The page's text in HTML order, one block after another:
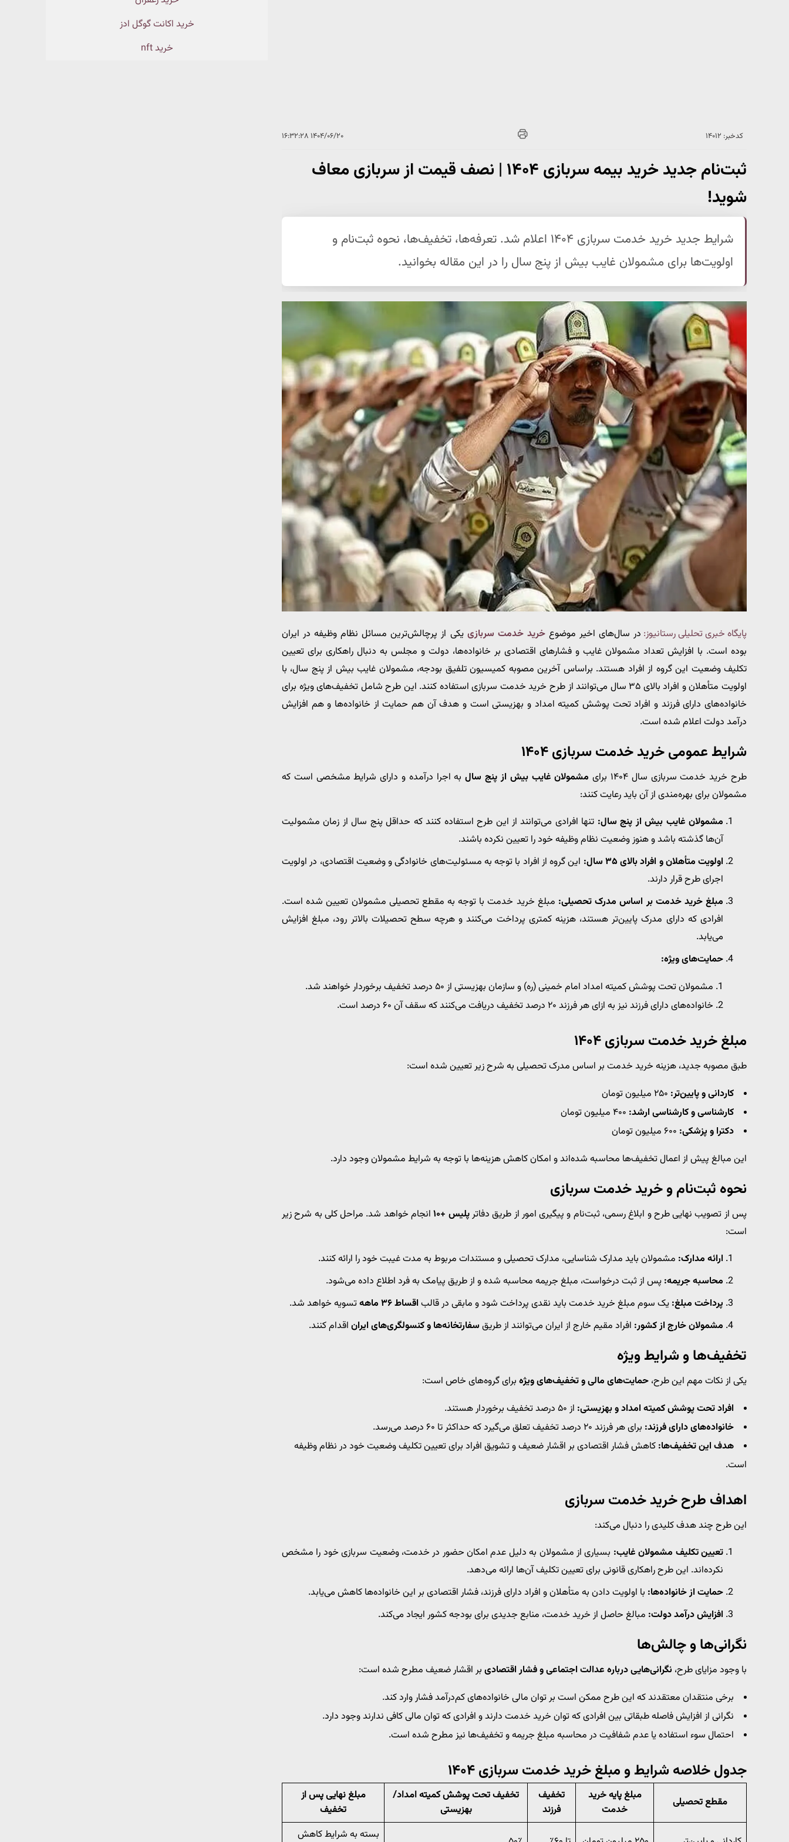
کدخبر: ۱۴۰۱۲ ۱۴۰۴/۰۶/۲۰ ۱۶:۳۲:۲۸
ثبت‌نام جدید خرید بیمه سربازی ۱۴۰۴ | نصف قیمت از سربازی معاف
شوید!
شرایط جدید خرید خدمت سربازی ۱۴۰۴ اعلام شد. تعرفه‌ها، تخفیف‌ها، نحوه ثبت‌نام و
اولویت‌ها برای مشمولان غایب بیش از پنج سال را در این مقاله بخوانید.
پایگاه خبری تحلیلی رستانیوز: در سال‌های اخیر موضوعخرید خدمت سربازی یکی از پرچالش‌ترین مسائل نظام وظیفه در ایران
بوده است. با افزایش تعداد مشمولان غایب و فشارهای اقتصادی بر خانواده‌ها، دولت و مجلس به دنبال راهکاری برای تعیین
تکلیف وضعیت این گروه از افراد هستند. براساس آخرین مصوبه کمیسیون تلفیق بودجه، مشمولان غایب بیش از پنج سال، با
اولویت متأهلان و افراد بالای ۳۵ سال می‌توانند از طرح خرید خدمت سربازی استفاده کنند. این طرح شامل تخفیف‌های ویژه برای
خانواده‌های دارای فرزند و افراد تحت پوشش کمیته امداد و بهزیستی است و هدف آن هم حمایت از خانواده‌ها و هم افزایش
درآمد دولت اعلام شده است.
شرایط عمومی خرید خدمت سربازی ۱۴۰۴
طرح خرید خدمت سربازی سال ۱۴۰۴ برای مشمولان غایب بیش از پنج سالبه اجرا درآمده و دارای شرایط مشخصی است که
مشمولان برای بهره‌مندی از آن باید رعایت کنند:
مشمولان غایب بیش از پنج سال: تنها افرادی می‌توانند از این طرح استفاده کنند که حداقل پنج سال از زمان مشمولیت
آن‌ها گذشته باشد و هنوز وضعیت نظام وظیفه خود را تعیین نکرده باشند.
اولویت متأهلان و افراد بالای ۳۵ سال:
این گروه از افراد با توجه به مسئولیت‌های خانوادگی و وضعیت اقتصادی، در اولویت
اجرای طرح قرار دارند.
مبلغ خرید خدمت بر اساس مدرک تحصیلی: مبلغ خرید خدمت با توجه به مقطع تحصیلی مشمولان تعیین شده است.
افرادی که دارای مدرک پایین‌تر هستند، هزینه کمتری پرداخت می‌کنند و هرچه سطح تحصیلات بالاتر رود، مبلغ افزایش
می‌یابد.
حمایت‌های ویژه:
مشمولان تحت پوشش کمیته امداد امام خمینی (ره) و سازمان بهزیستی از ۵۰ درصد تخفیف برخوردار خواهند شد.
خانواده‌های دارای فرزند نیز به ازای هر فرزند ۲۰ درصد تخفیف دریافت می‌کنند که سقف آن ۶۰ درصد است.
مبلغ خرید خدمت سربازی ۱۴۰۴
طبق مصوبه جدید، هزینه خرید خدمت بر اساس مدرک تحصیلی به شرح زیر تعیین شده است:
کاردانی و پایین‌تر:
کارشناسی و کارشناسی ارشد:
دکترا و پزشکی:
این مبالغ پیش از اعمال تخفیف‌ها محاسبه شده‌اند و امکان کاهش هزینه‌ها با توجه به شرایط مشمولان وجود دارد.
نحوه ثبت‌نام و خرید خدمت سربازی
پس از تصویب نهایی طرح و ابلاغ رسمی، ثبت‌نام و پیگیری امور از طریق دفاترپلیس +۱۰ انجام خواهد شد. مراحل کلی به شرح زیر
است:
ارائه مدارک: مشمولان باید مدارک شناسایی، مدارک تحصیلی و مستندات مربوط به مدت غیبت خود را ارائه کنند.
محاسبه جریمه: پس از ثبت درخواست، مبلغ جریمه محاسبه شده و از طریق پیامک به فرد اطلاع داده می‌شود.
پرداخت مبلغ: یک سوم مبلغ خرید خدمت باید نقدی پرداخت شود و مابقی در قالب اقساط ۳۶ ماهه
تسویه خواهد شد.
مشمولان خارج از کشور: افراد مقیم خارج از ایران می‌توانند از طریق سفارتخانه‌ها و کنسولگری‌های ایران اقدام کنند.
تخفیف‌ها و شرایط ویژه
یکی از نکات مهم این طرح، حمایت‌های مالی و تخفیف‌های ویژه برای گروه‌های خاص است:
افراد تحت پوشش کمیته امداد و بهزیستی: از ۵۰ درصد تخفیف برخوردار هستند.
خانواده‌های دارای فرزند: برای هر فرزند ۲۰ درصد تخفیف تعلق می‌گیرد که حداکثر تا ۶۰ درصد می‌رسد.
هدف این تخفیف‌ها: کاهش فشار اقتصادی بر اقشار ضعیف و تشویق افراد برای تعیین تکلیف وضعیت خود در نظام وظیفه
است.
اهداف طرح خرید خدمت سربازی
این طرح چند هدف کلیدی را دنبال می‌کند:
تعیین تکلیف مشمولان غایب: بسیاری از مشمولان به دلیل عدم امکان حضور در خدمت، وضعیت سربازی خود را مشخص
نکرده‌اند. این طرح راهکاری قانونی برای تعیین تکلیف آن‌ها ارائه می‌دهد.
حمایت از خانواده‌ها: با اولویت دادن به متأهلان و افراد دارای فرزند، فشار اقتصادی بر این خانواده‌ها کاهش می‌یابد.
افزایش درآمد دولت: مبالغ حاصل از خرید خدمت، منابع جدیدی برای بودجه کشور ایجاد می‌کند.
نگرانی‌ها و چالش‌ها
با وجود مزایای طرح، نگرانی‌هایی درباره عدالت اجتماعی و فشار اقتصادی بر اقشار ضعیف مطرح شده است:
برخی منتقدان معتقدند که این طرح ممکن است بر توان مالی خانواده‌های کم‌درآمد فشار وارد کند.
نگرانی از افزایش فاصله طبقاتی بین افرادی که توان خرید خدمت دارند و افرادی که توان مالی کافی ندارند وجود دارد.
احتمال سوء استفاده یا عدم شفافیت در محاسبه مبلغ جریمه و تخفیف‌ها نیز مطرح شده است.
جدول خلاصه شرایط و مبلغ خرید خدمت سربازی ۱۴۰۴
مقطع تحصیلی
مبلغ پایه خرید
خدمت
تخفیف
فرزند
تخفیف تحت پوشش کمیته امداد/
بهزیستی
مبلغ نهایی پس از
تخفیف
بسته به شرایط کاهش
خرید اکانت گوگل ادز
خرید nft